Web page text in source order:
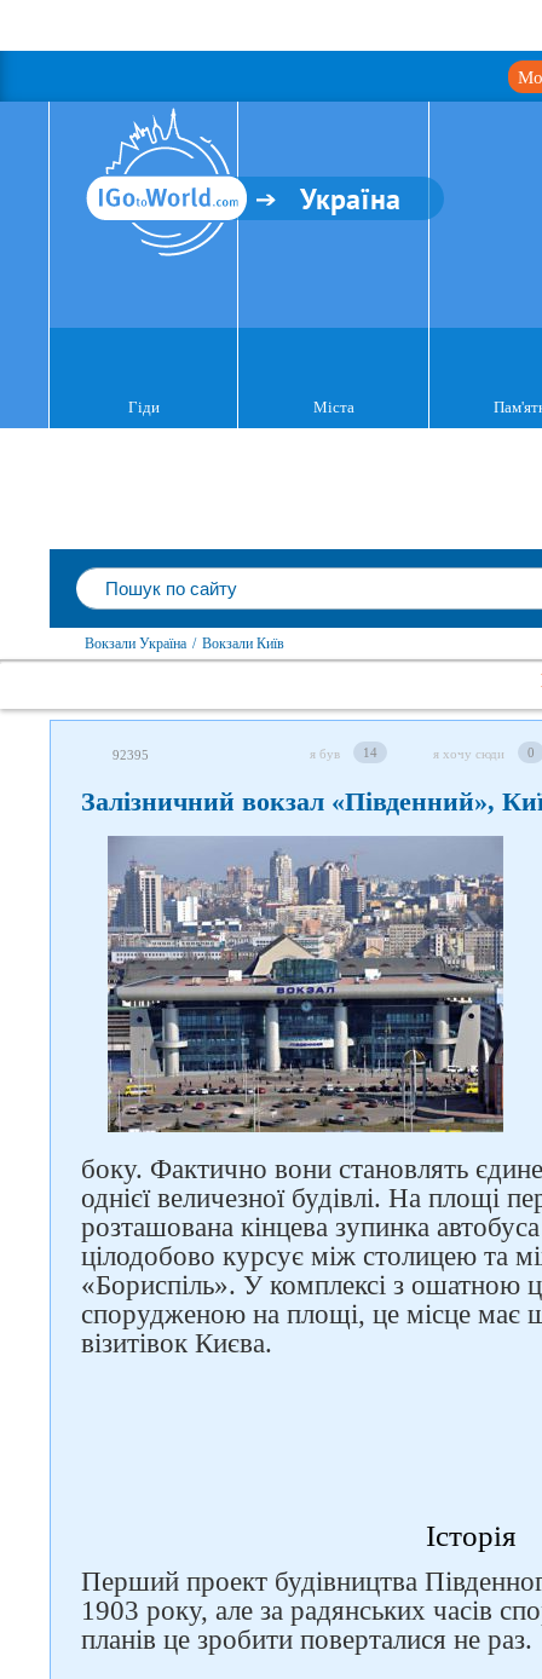
Україна
Гіди Міста
Вокзали Україна / Вокзали Київ
92395 я був 14 я хочу сюди 0
Залізничний вокзал «Південний»,
боку. Фактично вони становлять
однієї величезної будівлі. На площі
розташована кінцева зупинка
цілодобово курсує між столицею та
«Бориспіль». У комплексі з ошатною
спорудженою на площі, це місце має
візитівок Києва.
Історія
Перший проект будівництва
1903 року, але за радянських часів
планів це зробити поверталися не раз.